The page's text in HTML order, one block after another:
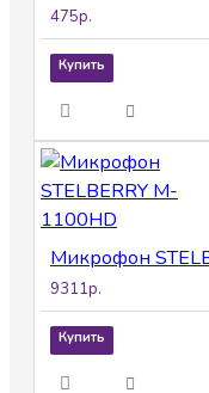
475р.
Купить
9311р.
Купить